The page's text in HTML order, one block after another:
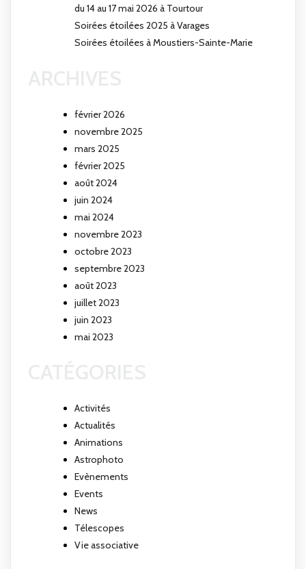
du 14 au 17 mai 2026 à Tourtour
Soirées étoilées 2025 à Varages
Soirées étoilées à Moustiers-Sainte-Marie
février 2026
novembre 2025
mars 2025
février 2025
août 2024
juin 2024
mai 2024
novembre 2023
octobre 2023
septembre 2023
août 2023
juillet 2023
juin 2023
mai 2023
Activités
Actualités
Animations
Astrophoto
Evènements
Events
News
Télescopes
Vie associative